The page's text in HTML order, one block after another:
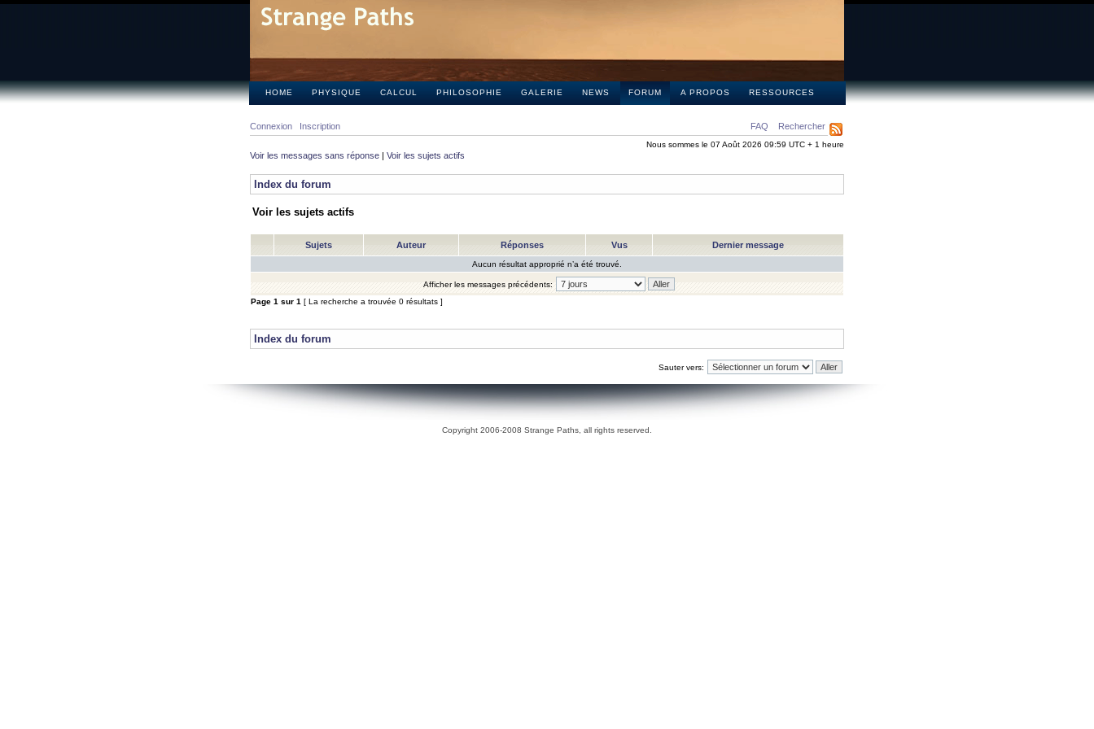
HOME PHYSIQUE CALCUL PHILOSOPHIE GALERIE NEWS FORUM A PROPOS RESSOURCES
FAQ Rechercher
Connexion Inscription
Nous sommes le 07 Août 2026 09:59 UTC + 1 heure
Voir les messages sans réponse | Voir les sujets actifs
Index du forum
Voir les sujets actifs
Sujets Auteur Réponses Vus Dernier message
Aucun résultat approprié n’a été trouvé.
Afficher les messages précédents:
Page 1 sur 1 [ La recherche a trouvée 0 résultats ]
Index du forum
Sauter vers:
Copyright 2006-2008 Strange Paths, all rights reserved.